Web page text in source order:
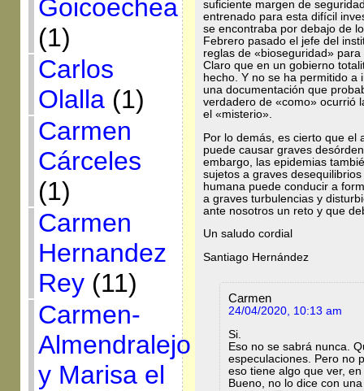
Goicoechea
(1)
Carlos
Olalla(1)
Carmen
Cárceles
(1)
Carmen
Hernandez
Rey(11)
Carmen-
Almendralejo
y Marisa el
suficiente margen de
entrenado para esta difícil
se encontraba por debajo de
Febrero pasado el jefe del
reglas de «bioseguridad»
Claro que en un gobierno
hecho. Y no se ha permitido
una documentación que
verdadero de «como» ocurrió
el «misterio».
Por lo demás, es cierto que el
puede causar graves
embargo, las epidemias
sujetos a graves
humana puede conducir a
a graves turbulencias y
ante nosotros un reto y que
Un saludo cordial
Santiago Hernández
Carmen
24/04/2020, 10:13 am
Si.
Eso no se sabrá nunca.
especulaciones. Pero no
eso tiene algo que ver,
Bueno, no lo dice con